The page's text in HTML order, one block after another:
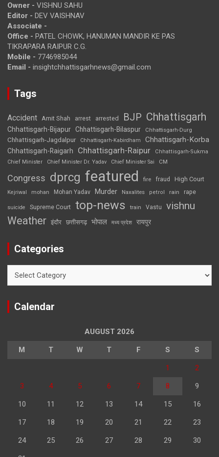
Owner - VISHNU SAHU
Editor - DEV VAISHNAV
Associate -
Office - PATEL CHOWK, HANUMAN MANDIR KE PAS
TIKRAPARA RAIPUR C.G.
Mobile - 7746985044
Email - insightchhattisgarhnews@gmail.com
Tags
Accident Amit Shah arrest arrested BJP Chhattisgarh
Chhattisgarh-Bijapur Chhattisgarh-Bilaspur Chhattisgarh-Durg
Chhattisgarh-Jagdalpur Chhattisgarh-Kabirdham Chhattisgarh-Korba
Chhattisgarh-Raigarh Chhattisgarh-Raipur
Chhattisgarh-Sukma
Chief Minister
Chief Minister Dr. Yadav Chief Minister Sai CM
Congress dprcg featured fire fraud High Court
Kejriwal mohan Mohan Yadav Murder Naxalites petrol rain rape
suicide Supreme Court top-news train Vastu vishnu
Weather इंदौर छत्तीसगढ़ भोपाल मध्य प्रदेश रायपुर
Categories
Calendar
AUGUST 2026
M T W T F S S
1 2
3 4 5 6 7 8 9
10 11 12 13 14 15 16
17 18 19 20 21 22 23
24 25 26 27 28 29 30